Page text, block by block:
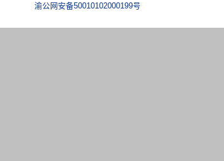
渝公网安备50010102000199号